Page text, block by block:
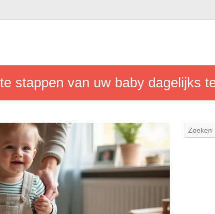
stappen van uw baby dagelijks